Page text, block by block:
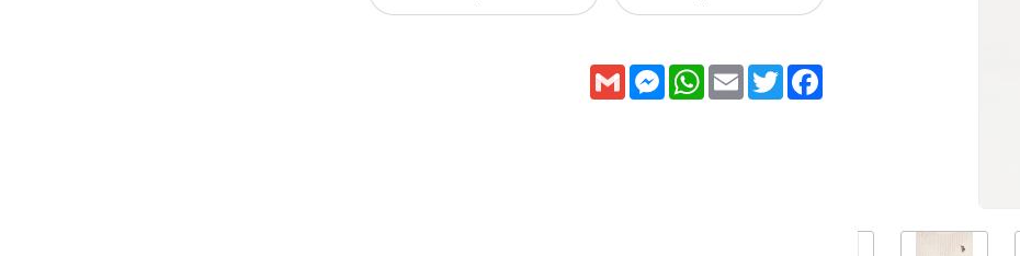
Facebook
Twitter
Email
WhatsApp
Messenger
Gmail